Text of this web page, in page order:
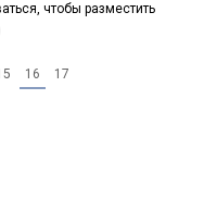
чтобы разместить
16 17